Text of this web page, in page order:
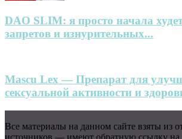
DAO SLIM: я просто начала
запретов и изнурительных...
Mascu Lex — Препарат для
сексуальной активности и
Все материалы на данном сайте взяты из
источников — имеют обратную ссылку на